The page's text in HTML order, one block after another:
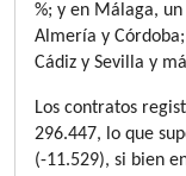
%; y en Málaga,
Almería y
Cádiz y Sevilla y
Los contratos
296.447, lo que
(-11.529), si bien